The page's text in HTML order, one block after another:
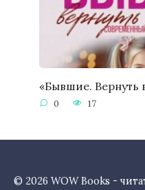
«Бывшие. Вернуть
0 17
© 2026 WOW Books -